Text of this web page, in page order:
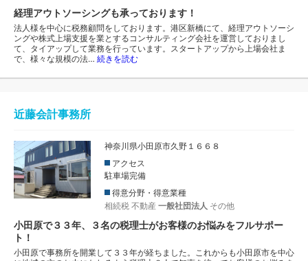
経理アウトソーシングも承っております！
法人様を中心に税務顧問をしております。港区新橋にて、経理アウトソーシ
ングや株式上場支援を業とするコンサルティング会社を運営しておりまし
て、タイアップして業務を行っています。スタートアップから上場会社ま
で、様々な規模の法… 続きを読む
近藤会計事務所
神奈川県小田原市久野１６６８
アクセス
駐車場完備
得意分野・得意業種
相続税 不動産 一般社団法人 その他
小田原で３３年、３名の税理士がお客様のお悩みをフルサポー
ト！
小田原で事務所を開業して３３年が経ちました。これからも小田原市を中心